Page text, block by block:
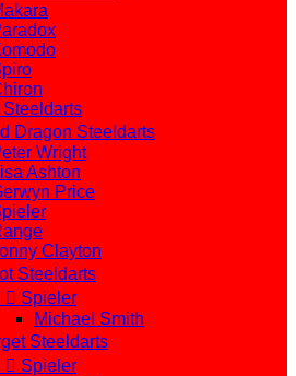
Dragon Steeldarts
Wright
Ashton
Price
Clayton
Steeldarts
 Spieler
Michael Smith
Steeldarts
 Spieler